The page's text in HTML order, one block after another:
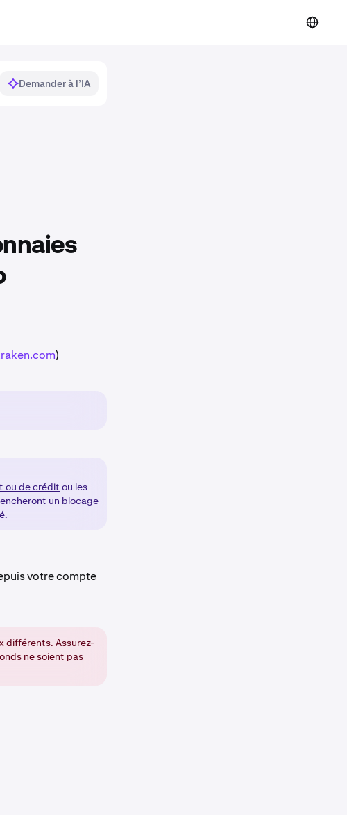
Demander à l’IA
)
ou de crédit ou les
un blocage
votre compte
différents. Assurez-
ne soient pas